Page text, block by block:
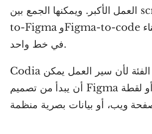
العمل الأكبر. ويمكنها الجمع بين screenshot-
to-Figma وFigma-to-code وإعادة بناء UI
في خط واحد.
Codia تندرج في هذه الفئة لأن سير العمل يمكن
أن يبدأ من تصميم Figma قابل للتحرير، أو لقطة